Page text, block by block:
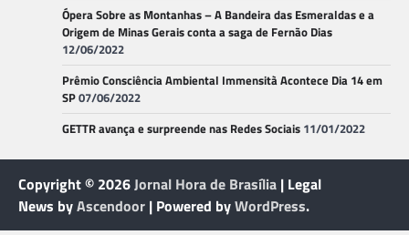
Ópera Sobre as Montanhas – A Bandeira das Esmeraldas e a
Origem de Minas Gerais conta a saga de Fernão Dias
12/06/2022
Prêmio Consciência Ambiental Immensità Acontece Dia 14 em
SP07/06/2022
GETTR avança e surpreende nas Redes Sociais 11/01/2022
Copyright © 2026Jornal Hora de Brasília | Legal
News byAscendoor | Powered byWordPress.